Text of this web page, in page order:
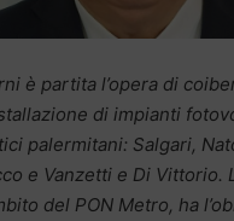
è partita l’opera di
di impianti
palermitani: Salgari,
e Vanzetti e Di Vittorio.
del PON Metro, ha